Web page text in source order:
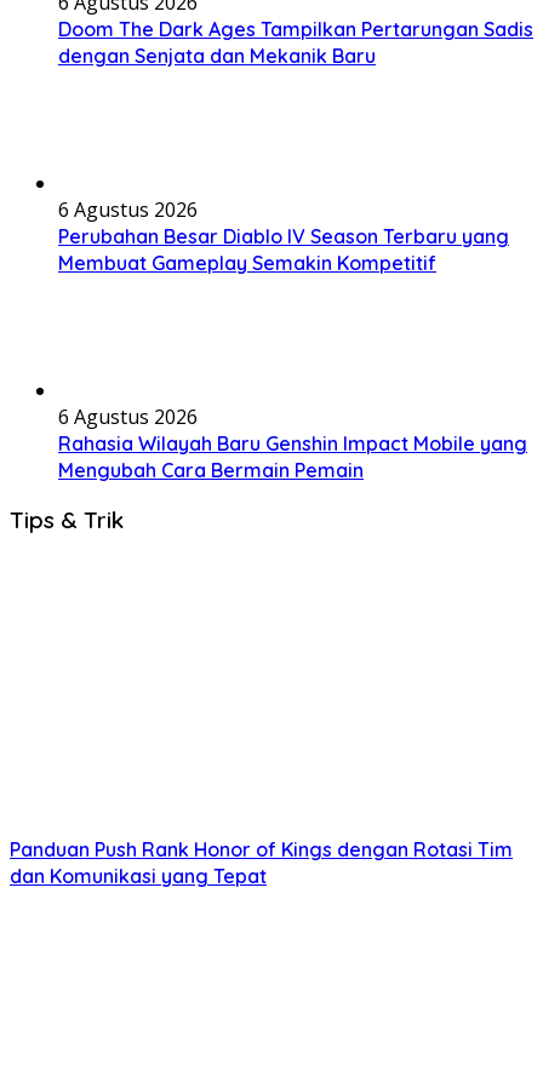
Doom The Dark Ages Tampilkan Pertarungan Sadis
dengan Senjata dan Mekanik Baru
6 Agustus 2026
Perubahan Besar Diablo IV Season Terbaru yang
Membuat Gameplay Semakin Kompetitif
6 Agustus 2026
Rahasia Wilayah Baru Genshin Impact Mobile yang
Mengubah Cara Bermain Pemain
Tips & Trik
Panduan Push Rank Honor of Kings dengan Rotasi Tim
dan Komunikasi yang Tepat